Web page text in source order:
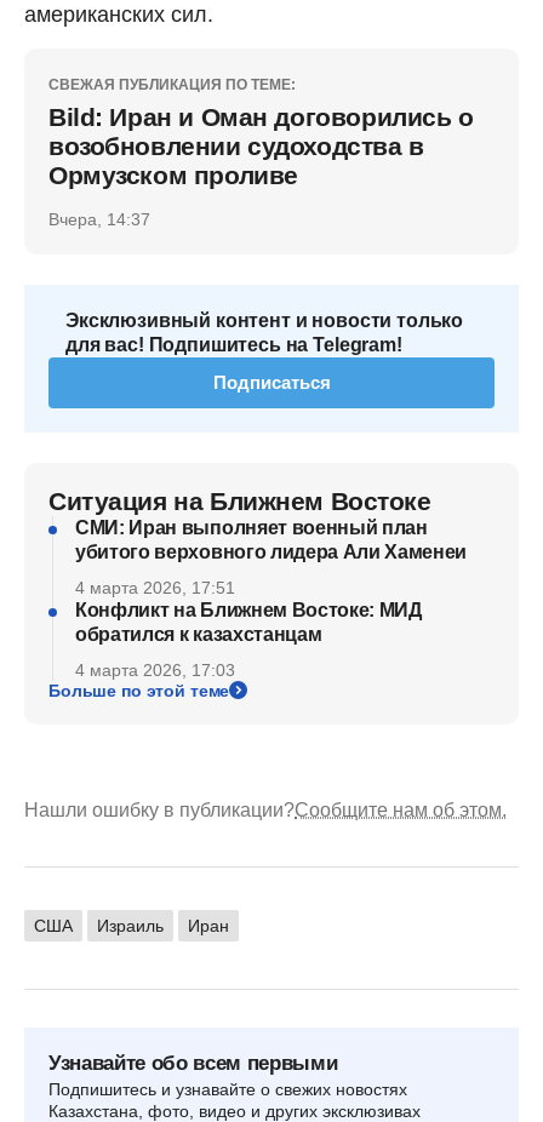
американских сил.
СВЕЖАЯ ПУБЛИКАЦИЯ ПО ТЕМЕ:
Bild: Иран и Оман договорились о
возобновлении судоходства в
Ормузском проливе
Вчера, 14:37
Эксклюзивный контент и новости только
для вас! Подпишитесь на Telegram!
Подписаться
Ситуация на Ближнем Востоке
СМИ: Иран выполняет военный план
убитого верховного лидера Али Хаменеи
4 марта 2026, 17:51
Конфликт на Ближнем Востоке: МИД
обратился к казахстанцам
4 марта 2026, 17:03
Больше по этой теме
Нашли ошибку в публикации?Сообщите нам об этом.
США Израиль Иран
Узнавайте обо всем первыми
Подпишитесь и узнавайте о свежих новостях
Казахстана, фото, видео и других эксклюзивах